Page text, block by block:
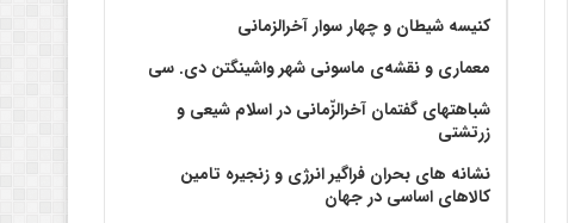
کنیسه شیطان و چهار سوار آخرالزمانی
معماری و نقشه‌ی ماسونی شهر واشينگتن دی. سی
شباهتهای گفتمان آخر‌الزّمانی در اسلام شیعی و
زرتشتی
نشانه های بحران فراگیر انرژی و زنجیره تامین
کالاهای اساسی در جهان